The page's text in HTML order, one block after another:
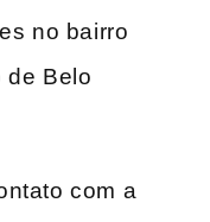
no bairro
de Belo
com a